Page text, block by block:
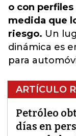
o con
medida que
riesgo. Un
dinámica es
para
ARTÍCULO
Petróleo
días en